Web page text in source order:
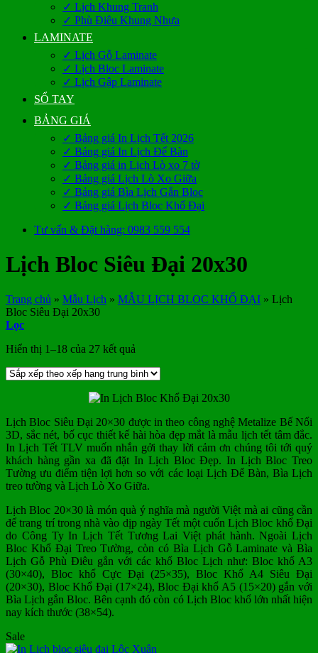
✓ Lịch Khung Tranh
✓ Phù Điêu Khung Nhựa
LAMINATE
✓ Lịch Gỗ Laminate
✓ Lịch Bloc Laminate
✓ Lịch Gập Laminate
SỔ TAY
BẢNG GIÁ
✓ Bảng giá In Lịch Tết 2026
✓ Bảng giá In Lịch Để Bàn
✓ Bảng giá in Lịch Lò xo 7 tờ
✓ Bảng giá Lịch Lò Xo Giữa
✓ Bảng giá Bìa Lịch Gắn Bloc
✓ Bảng giá Lịch Bloc Khổ Đại
Tư vấn & Đặt hàng: 0983 559 554
Lịch Bloc Siêu Đại 20x30
Trang chủ » Mẫu Lịch » MẪU LỊCH BLOC KHỔ ĐẠI » Lịch
Bloc Siêu Đại 20x30
Lọc
Hiển thị 1–18 của 27 kết quả
xếp
xếp
trung
bình
Lịch Bloc Siêu Đại 20×30 được in theo công nghệ Metalize Bế Nổi
3D, sắc nét, bố cục thiết kế hài hòa đẹp mắt là mẫu lịch tết tâm đắc.
In Lịch Tết TLV muốn nhắn gởi thay lời cảm ơn chúng tôi tới quý
khách hàng gần xa đã đặt In Lịch Bloc Đẹp. In Lịch Bloc Treo
Tường ưu điểm tiện lợi hơn so với các loại Lịch Để Bàn, Bìa Lịch
treo tường và Lịch Lò Xo Giữa.
Lịch Bloc 20×30 là món quà ý nghĩa mà người Việt mà ai cũng cần
để trang trí trong nhà vào dịp ngày Tết một cuốn Lịch Bloc khổ Đại
do Công Ty In Lịch Tết Tương Lai Việt phát hành. Ngoài Lịch
Bloc Khổ Đại Treo Tường, còn có Bìa Lịch Gỗ Laminate và Bìa
Lịch Gỗ Phù Điêu gắn với các khổ Bloc Lịch như: Bloc khổ A3
(30×40), Bloc khổ Cực Đại (25×35), Bloc Khổ A4 Siêu Đại
(20×30), Bloc Khổ Đại (17×24), Bloc Đại khổ A5 (15×20) gắn với
Bìa Lịch gắn Bloc. Bên cạnh đó còn có Lịch Bloc khổ lớn nhất hiện
nay kích thước (38×54).
Sale